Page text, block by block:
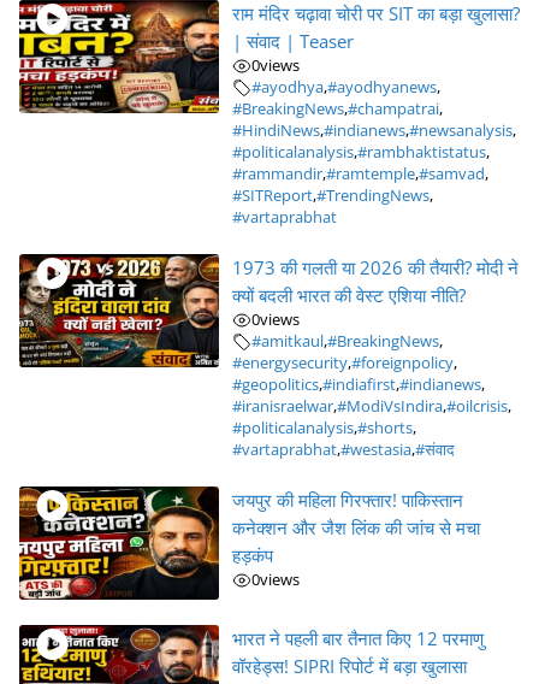
राम मंदिर चढ़ावा चोरी पर SIT का बड़ा खुलासा?
| संवाद | Teaser
0views
#ayodhya,#ayodhyanews,
#BreakingNews,#champatrai,
#HindiNews,#indianews,#newsanalysis,
#politicalanalysis,#rambhaktistatus,
#rammandir,#ramtemple,#samvad,
#SITReport,#TrendingNews,
#vartaprabhat
1973 की गलती या 2026 की तैयारी? मोदी ने
क्यों बदली भारत की वेस्ट एशिया नीति?
0views
#amitkaul,#BreakingNews,
#energysecurity,#foreignpolicy,
#geopolitics,#indiafirst,#indianews,
#iranisraelwar,#ModiVsIndira,#oilcrisis,
#politicalanalysis,#shorts,
#vartaprabhat,#westasia,#संवाद
जयपुर की महिला गिरफ्तार! पाकिस्तान
कनेक्शन और जैश लिंक की जांच से मचा
हड़कंप
0views
भारत ने पहली बार तैनात किए 12 परमाणु
वॉरहेड्स! SIPRI रिपोर्ट में बड़ा खुलासा